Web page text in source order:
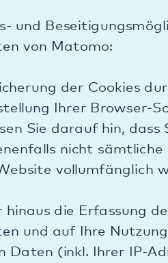
mehr, wenn die Daten
und Statistik der
anzunehmen ist.
Beseitigungsmöglichkeit
den Service von Google
Weise zu deaktivieren
an Google zu
Sie dazu JavaScript in
Java-Script Code